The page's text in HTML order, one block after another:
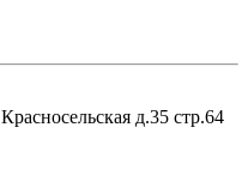
д.35 стр.64